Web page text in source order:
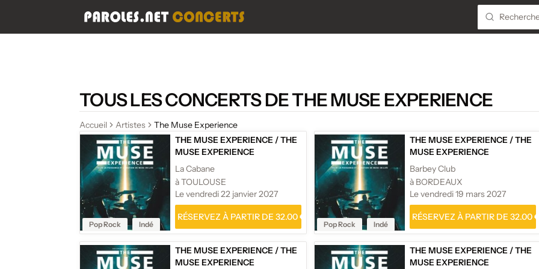
TOUS LES CONCERTS DE THE MUSE EXPERIENCE
Accueil Artistes The Muse Experience
Pop Rock Indé
THE MUSE EXPERIENCE /THE
MUSE EXPERIENCE
La Cabane
à TOULOUSE
Le vendredi 22 janvier 2027
RÉSERVEZ À PARTIR DE 32.00 €
Pop Rock Indé
THE MUSE EXPERIENCE /THE
MUSE EXPERIENCE
Barbey Club
à BORDEAUX
Le vendredi 19 mars 2027
RÉSERVEZ À PARTIR DE 32.00
THE MUSE EXPERIENCE /THE
MUSE EXPERIENCE
THE MUSE EXPERIENCE /THE
MUSE EXPERIENCE